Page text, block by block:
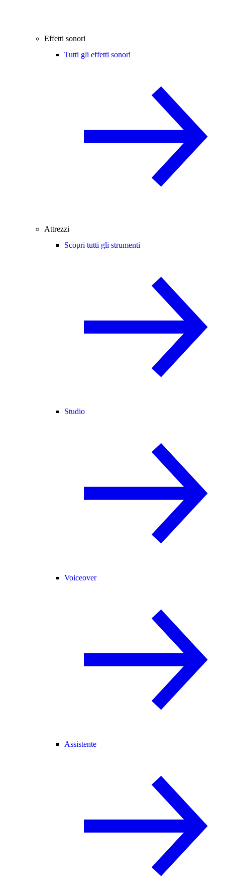
Effetti sonori
Tutti gli effetti sonori
Attrezzi
Scopri tutti gli strumenti
Studio
Voiceover
Assistente